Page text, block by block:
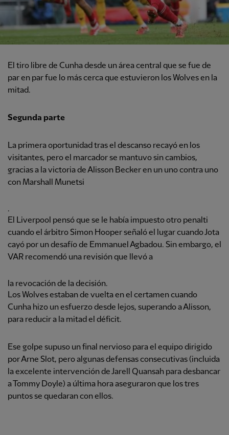
El tiro libre de Cunha desde un área central que se fue de
par en par fue lo más cerca que estuvieron los Wolves en la
mitad.
Segunda parte
La primera oportunidad tras el descanso recayó en los
visitantes, pero el marcador se mantuvo sin cambios,
gracias a la victoria de Alisson Becker en un uno contra uno
con Marshall Munetsi
.
El Liverpool pensó que se le había impuesto otro penalti
cuando el árbitro Simon Hooper señaló el lugar cuando Jota
cayó por un desafío de Emmanuel Agbadou. Sin embargo, el
VAR recomendó una revisión que llevó a
la revocación de la decisión.
Los Wolves estaban de vuelta en el certamen cuando
Cunha hizo un esfuerzo desde lejos, superando a Alisson,
para reducir a la mitad el déficit.
Ese golpe supuso un final nervioso para el equipo dirigido
por Arne Slot, pero algunas defensas consecutivas (incluida
la excelente intervención de Jarell Quansah para desbancar
a Tommy Doyle) a última hora aseguraron que los tres
puntos se quedaran con ellos.